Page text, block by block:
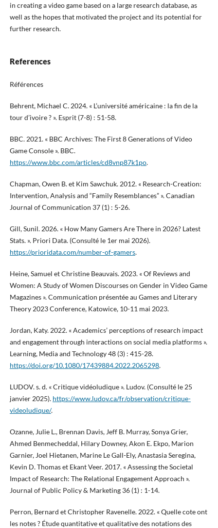
in creating a video game based on a large research database, as
well as the hopes that motivated the project and its potential for
further research.
References
Références
Behrent, Michael C. 2024. « L’université américaine : la fin de la
tour d’ivoire ? ». Esprit (7-8) : 51-58.
BBC. 2021. « BBC Archives: The First 8 Generations of Video
Game Console ». BBC.
https://www.bbc.com/articles/cd8vnp87k1po.
Chapman, Owen B. et Kim Sawchuk. 2012. « Research-Creation:
Intervention, Analysis and “Family Resemblances” ». Canadian
Journal of Communication 37 (1) : 5-26.
Gill, Sunil. 2026. « How Many Gamers Are There in 2026? Latest
Stats. ». Priori Data. (Consulté le 1er mai 2026).
https://prioridata.com/number-of-gamers.
Heine, Samuel et Christine Beauvais. 2023. « Of Reviews and
Women: A Study of Women Discourses on Gender in Video Game
Magazines ». Communication présentée au Games and Literary
Theory 2023 Conference, Katowice, 10-11 mai 2023.
Jordan, Katy. 2022. « Academics’ perceptions of research impact
and engagement through interactions on social media platforms ».
Learning, Media and Technology 48 (3) : 415-28.
https://doi.org/10.1080/17439884.2022.2065298.
LUDOV. s. d. « Critique vidéoludique ». Ludov. (Consulté le 25
janvier 2025). https://www.ludov.ca/fr/observation/critique-
videoludique/.
Ozanne, Julie L., Brennan Davis, Jeff B. Murray, Sonya Grier,
Ahmed Benmecheddal, Hilary Downey, Akon E. Ekpo, Marion
Garnier, Joel Hietanen, Marine Le Gall-Ely, Anastasia Seregina,
Kevin D. Thomas et Ekant Veer. 2017. « Assessing the Societal
Impact of Research: The Relational Engagement Approach ».
Journal of Public Policy & Marketing 36 (1) : 1-14.
Perron, Bernard et Christopher Ravenelle. 2022. « Quelle cote ont
les notes ? Étude quantitative et qualitative des notations des